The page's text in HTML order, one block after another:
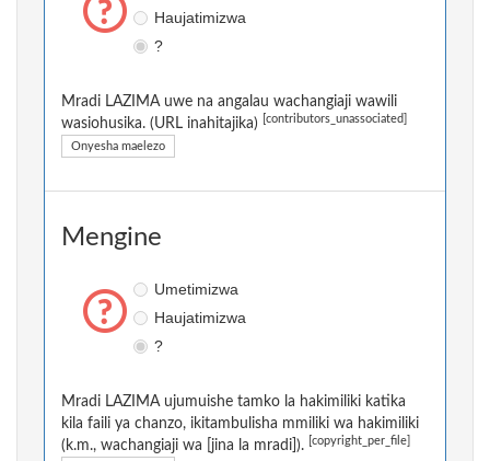
Haujatimizwa
?
Mradi LAZIMA uwe na angalau wachangiaji wawili
wasiohusika. (URL inahitajika)
[contributors_unassociated]
Onyesha maelezo
Mengine
Umetimizwa
Haujatimizwa
?
Mradi LAZIMA ujumuishe tamko la hakimiliki katika
kila faili ya chanzo, ikitambulisha mmiliki wa hakimiliki
(k.m., wachangiaji wa [jina la mradi]).
[copyright_per_file]